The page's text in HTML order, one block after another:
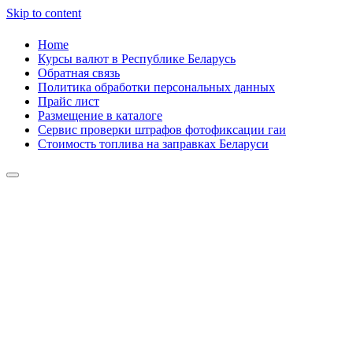
Skip to content
Home
Курсы валют в Республике Беларусь
Обратная связь
Политика обработки персональных данных
Прайс лист
Размещение в каталоге
Сервис проверки штрафов фотофиксации гаи
Стоимость топлива на заправках Беларуси